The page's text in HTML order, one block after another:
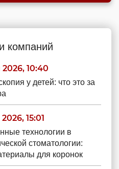
компаний
10:40
у детей: что это за
15:01
технологии в
стоматологии:
для коронок